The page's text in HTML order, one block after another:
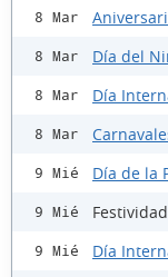
8 Mar
8 Mar Día del
8 Mar Día
8 Mar
9 Mié Día de la
9 Mié
9 Mié Día